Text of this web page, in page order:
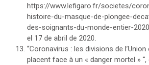
https://www.lefigaro.fr/societes/
histoire-du-masque-de-plongee-
des-soignants-du-monde-entier-
el 17 de abril de 2020.
“Coronavirus : les divisions de
placent face à un « danger mortel » “,